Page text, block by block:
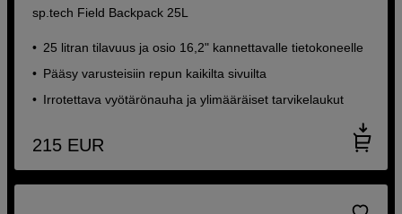
sp.tech Field Backpack 25L
25 litran tilavuus ja osio 16,2" kannettavalle tietokoneelle
Pääsy varusteisiin repun kaikilta sivuilta
Irrotettava vyötärönauha ja ylimääräiset tarvikelaukut
215 EUR